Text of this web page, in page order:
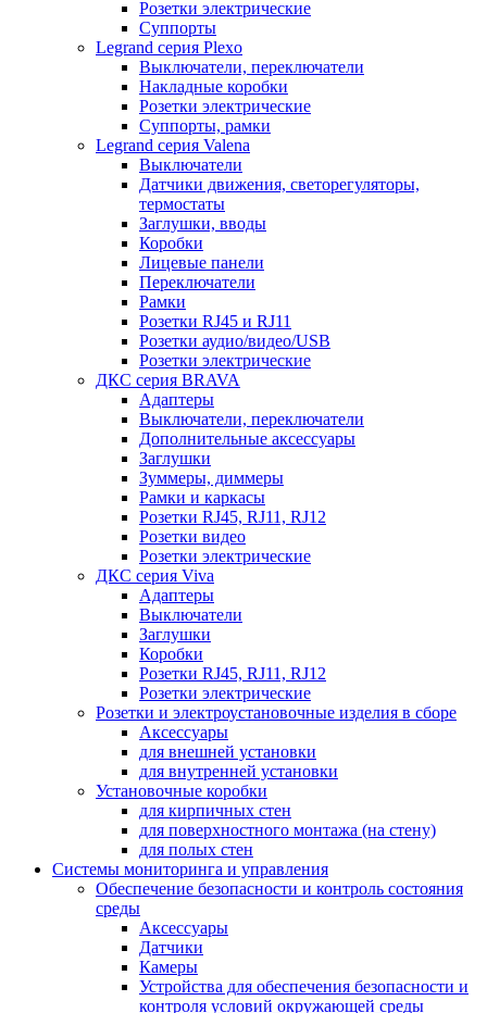
Розетки электрические
Суппорты
Legrand серия Plexo
Выключатели, переключатели
Накладные коробки
Розетки электрические
Суппорты, рамки
Legrand серия Valena
Выключатели
Датчики движения, светорегуляторы,
термостаты
Заглушки, вводы
Коробки
Лицевые панели
Переключатели
Рамки
Розетки RJ45 и RJ11
Розетки аудио/видео/USB
Розетки электрические
ДКС серия BRAVA
Адаптеры
Выключатели, переключатели
Дополнительные аксессуары
Заглушки
Зуммеры, диммеры
Рамки и каркасы
Розетки RJ45, RJ11, RJ12
Розетки видео
Розетки электрические
ДКС серия Viva
Адаптеры
Выключатели
Заглушки
Коробки
Розетки RJ45, RJ11, RJ12
Розетки электрические
Розетки и электроустановочные изделия в сборе
Аксессуары
для внешней установки
для внутренней установки
Установочные коробки
для кирпичных стен
для поверхностного монтажа (на стену)
для полых стен
Системы мониторинга и управления
Обеспечение безопасности и контроль состояния
среды
Аксессуары
Датчики
Камеры
Устройства для обеспечения безопасности и
контроля условий окружающей среды